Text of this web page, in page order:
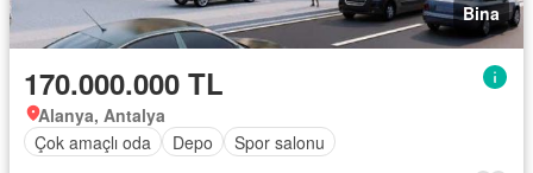
Bina
170.000.000 TL
Alanya, Antalya
Çok amaçlı oda
Depo Spor salonu